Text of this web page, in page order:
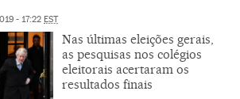
- 17:22 EST
Nas últimas eleições gerais,
as pesquisas nos colégios
eleitorais acertaram os
resultados finais